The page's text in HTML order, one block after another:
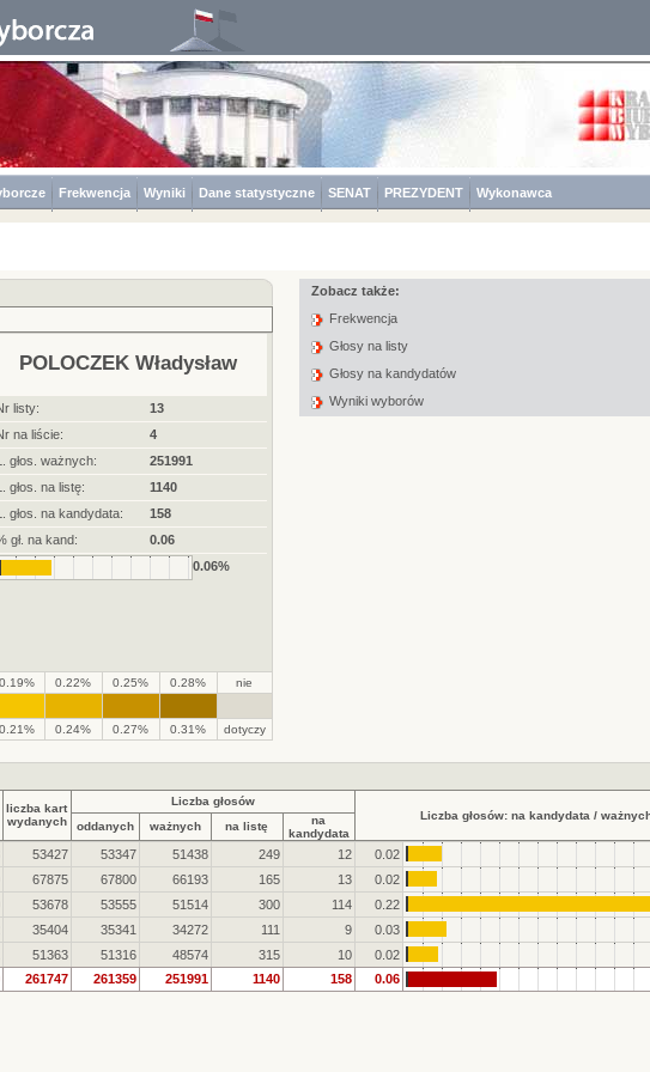
Frekwencja Wyniki Dane statystyczne SENAT PREZYDENT Wykonawca
POLOCZEK Władysław
listy:
13
na liście:
4
głos. ważnych:
251991
głos. na listę:
1140
głos. na kandydata:
158
gł. na kand:
0.06
0.06%
0.19% 0.22% 0.25% 0.28% nie
0.21% 0.24% 0.27% 0.31% dotyczy
Zobacz także:
Frekwencja
Głosy na listy
Głosy na kandydatów
Wyniki wyborów
liczba kart
wydanych
Liczba głosów
Liczba głosów: na kandydata /
oddanych
ważnych na listę
na
kandydata
53427 53347 51438 249 12
0.02
67875 67800 66193 165 13
0.02
53678 53555 51514 300 114
0.22
35404 35341 34272 111 9
0.03
51363 51316 48574 315 10
0.02
261747 261359 251991 1140 158 0.06